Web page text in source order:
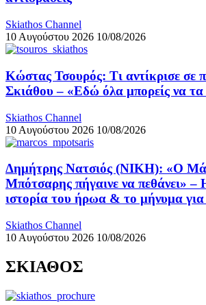
Skiathos Channel
10 Αυγούστου 2026 10/08/2026
Κώστας Τσουρός: Τι αντίκρισε σε
Σκιάθου – «Εδώ όλα μπορείς να τα
Skiathos Channel
10 Αυγούστου 2026 10/08/2026
Δημήτρης Νατσιός (ΝΙΚΗ): «Ο
Μπότσαρης πήγαινε να πεθάνει» –
ιστορία του ήρωα & το μήνυμα
Skiathos Channel
10 Αυγούστου 2026 10/08/2026
ΣΚΙΑΘΟΣ